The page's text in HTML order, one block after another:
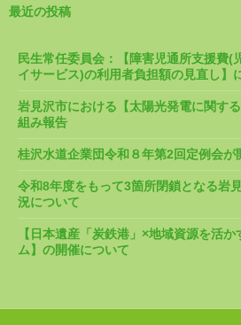
最近の投稿
民生常任委員会：【障害児通所支援費(
イサービス)の利用者負担額の見直し】
岩見沢市における【太陽光発電に関す
組み報告
桂沢水道企業団令和８年第2回定例会が
令和8年度をもって3箇所閉鎖となる岩
況について
【日本遺産「炭鉄港」×地域資源を活
ム】の開催について